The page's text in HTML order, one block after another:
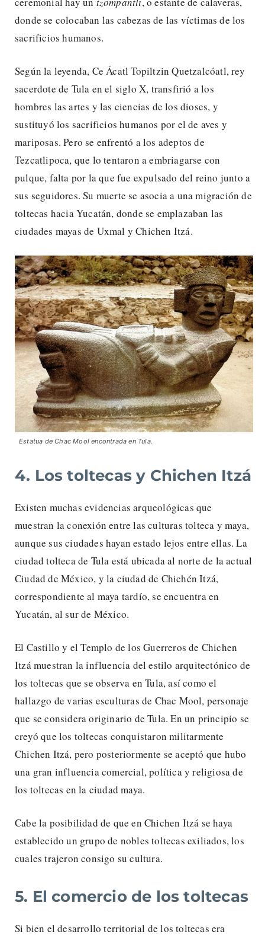
donde se colocaban las cabezas de las víctimas de los
sacrificios humanos.
Según la leyenda, Ce Ácatl Topiltzin Quetzalcóatl, rey
sacerdote de Tula en el siglo X, transfirió a los
hombres las artes y las ciencias de los dioses, y
sustituyó los sacrificios humanos por el de aves y
mariposas. Pero se enfrentó a los adeptos de
Tezcatlipoca, que lo tentaron a embriagarse con
pulque, falta por la que fue expulsado del reino junto a
sus seguidores. Su muerte se asocia a una migración de
toltecas hacia Yucatán, donde se emplazaban las
ciudades mayas de Uxmal y Chichen Itzá.
Estatua de Chac Mool encontrada en Tula.
4. Los toltecas y Chichen Itzá
Existen muchas evidencias arqueológicas que
muestran la conexión entre las culturas tolteca y maya,
aunque sus ciudades hayan estado lejos entre ellas. La
ciudad tolteca de Tula está ubicada al norte de la actual
Ciudad de México, y la ciudad de Chichén Itzá,
correspondiente al maya tardío, se encuentra en
Yucatán, al sur de México.
El Castillo y el Templo de los Guerreros de Chichen
Itzá muestran la influencia del estilo arquitectónico de
los toltecas que se observa en Tula, así como el
hallazgo de varias esculturas de Chac Mool, personaje
que se considera originario de Tula. En un principio se
creyó que los toltecas conquistaron militarmente
Chichen Itzá, pero posteriormente se aceptó que hubo
una gran influencia comercial, política y religiosa de
los toltecas en la ciudad maya.
Cabe la posibilidad de que en Chichen Itzá se haya
establecido un grupo de nobles toltecas exiliados, los
cuales trajeron consigo su cultura.
5. El comercio de los toltecas
Si bien el desarrollo territorial de los toltecas era